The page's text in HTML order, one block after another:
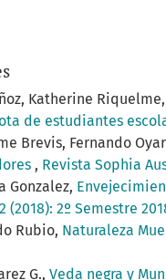
Katherine
de estudiantes
Brevis, Fernando
, Revista Sophia
Gonzalez,
(2018): 2º Semestre
Rubio, Naturaleza
G., Veda negra y